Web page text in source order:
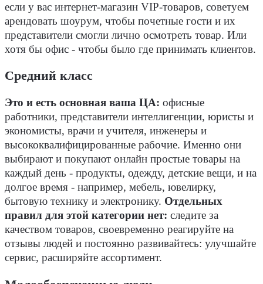
если у вас интернет-магазин VIP-товаров, советуем
арендовать шоурум, чтобы почетные гости и их
представители смогли лично осмотреть товар. Или
хотя бы офис - чтобы было где принимать клиентов.
Средний класс
Это и есть основная ваша ЦА: офисные
работники, представители интеллигенции, юристы и
экономисты, врачи и учителя, инженеры и
высококвалифицированные рабочие. Именно они
выбирают и покупают онлайн простые товары на
каждый день - продукты, одежду, детские вещи, и на
долгое время - например, мебель, ювелирку,
бытовую технику и электронику. Отдельных
правил для этой категории нет: следите за
качеством товаров, своевременно реагируйте на
отзывы людей и постоянно развивайтесь: улучшайте
сервис, расширяйте ассортимент.